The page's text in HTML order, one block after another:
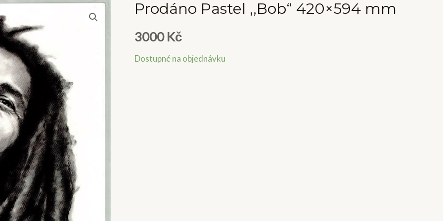
Prodáno Pastel ,,Bob“ 420×594 mm
3000 Kč
Dostupné na objednávku